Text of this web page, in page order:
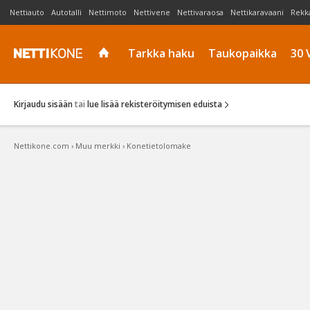
Nettiauto Autotalli Nettimoto Nettivene Nettivaraosa Nettikaravaani
Tarkka haku Taukopaikka 30
Kirjaudu sisään tai lue lisää rekisteröitymisen eduista
Nettikone.com › Muu merkki › Konetietolomake